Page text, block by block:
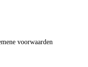
voorwaarden